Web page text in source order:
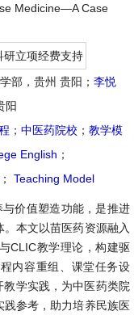
Medicine—A Case
研立项经费支持
部，贵州 贵阳； 李悦
阳
； 中医药院校 ； 教学模
English ；
； Teaching Model
价值塑造功能，是推进
本文以苗医药资源融入
CLIC教学理论，构建驱
内容重组、课堂任务设
学实践，为中医药类院
参考，助力培养民族医